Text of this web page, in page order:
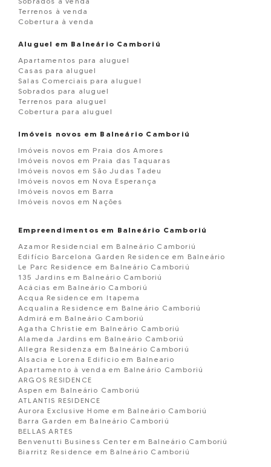
Terrenos à venda
Cobertura à venda
Aluguel em Balneário Camboriú
Apartamentos para aluguel
Casas para aluguel
Salas Comerciais para aluguel
Sobrados para aluguel
Terrenos para aluguel
Cobertura para aluguel
Imóveis novos em Balneário Camboriú
Imóveis novos em Praia dos Amores
Imóveis novos em Praia das Taquaras
Imóveis novos em São Judas Tadeu
Imóveis novos em Nova Esperança
Imóveis novos em Barra
Imóveis novos em Nações
Empreendimentos em Balneário Camboriú
Azamor Residencial em Balneário Camboriú
Edifício Barcelona Garden Residence em Balneário
Le Parc Residence em Balneário Camboriú
135 Jardins em Balneário Camboriú
Acácias em Balneário Camboriú
Acqua Residence em Itapema
Acqualina Residence em Balneário Camboriú
Admirá em Balneário Camboriú
Agatha Christie em Balneário Camboriú
Alameda Jardins em Balneário Camboriú
Allegra Residenza em Balneário Camboriú
Alsacia e Lorena Edificio em Balneario
Apartamento à venda em Balneário Camboriú
ARGOS RESIDENCE
Aspen em Balneário Camboriú
ATLANTIS RESIDENCE
Aurora Exclusive Home em Balneário Camboriú
Barra Garden em Balneário Camboriú
BELLAS ARTES
Benvenutti Business Center em Balneário Camboriú
Biarritz Residence em Balneário Camboriú